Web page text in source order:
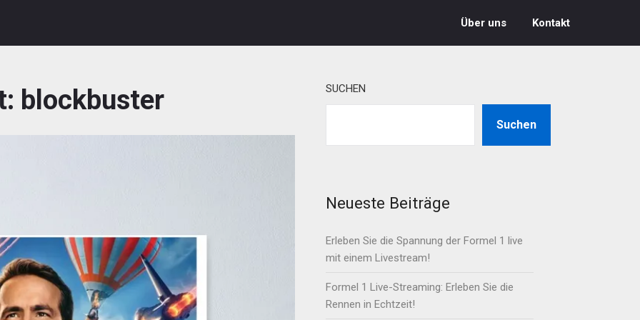
Über uns Kontakt
blockbuster SUCHEN
Suchen
Neueste Beiträge
Erleben Sie die Spannung der Formel 1 live
mit einem Livestream!
Formel 1 Live-Streaming: Erleben Sie die
Rennen in Echtzeit!